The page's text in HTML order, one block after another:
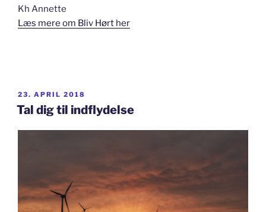
Kh Annette
Læs mere om Bliv Hørt her
UDGIVET
DEN
23. APRIL 2018
Tal dig til indflydelse